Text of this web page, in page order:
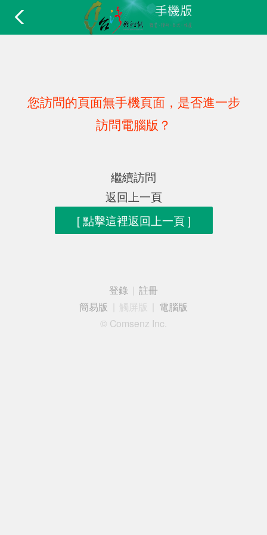
您訪問的頁面無手機頁面，是否進一步
訪問電腦版？
繼續訪問
返回上一頁
[ 點擊這裡返回上一頁 ]
登錄
註冊
簡易版
觸屏版
電腦版
© Comsenz Inc.